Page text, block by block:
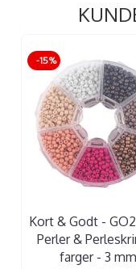
-15%
Kort & Godt -
Perler &
farger - 3 mm